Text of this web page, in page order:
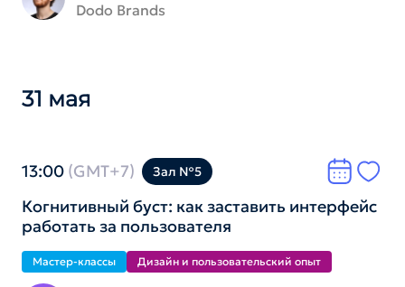
Dodo Brands
31 мая
13:00 (GMT+7) Зал №5
Когнитивный буст: как заставить интерфейс
работать за пользователя
Мастер-классы Дизайн и пользователь­ский опыт